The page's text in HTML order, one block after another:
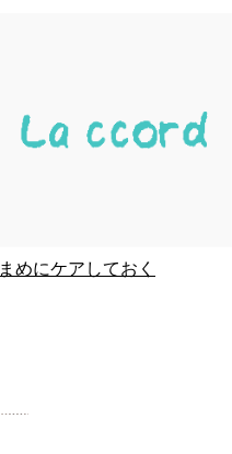
まめにケアしておく